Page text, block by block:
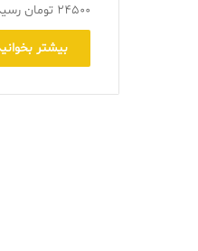
۲۴۵۰۰ تومان رسید.
بیشتر